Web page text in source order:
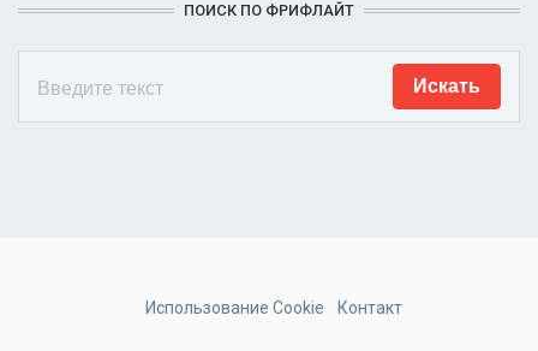
ПОИСК ПО ФРИФЛАЙТ
Использование Cookie Контакт